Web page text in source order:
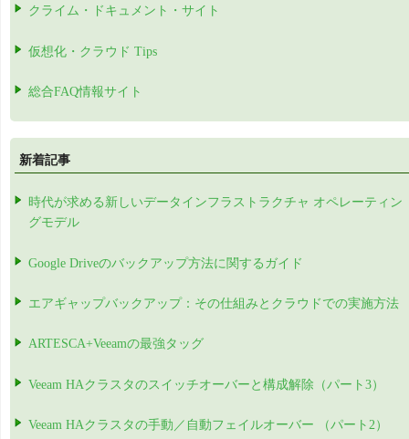
クライム・ドキュメント・サイト
仮想化・クラウド Tips
総合FAQ情報サイト
新着記事
時代が求める新しいデータインフラストラクチャ オペレーティン
グモデル
Google Driveのバックアップ方法に関するガイド
エアギャップバックアップ：その仕組みとクラウドでの実施方法
ARTESCA+Veeamの最強タッグ
Veeam HAクラスタのスイッチオーバーと構成解除（パート3）
Veeam HAクラスタの手動／自動フェイルオーバー （パート2）